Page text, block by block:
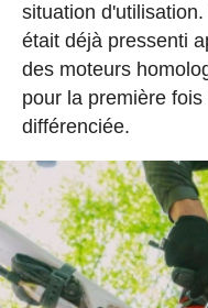
situation
était déjà pressenti
des moteurs
pour la première
différenciée.